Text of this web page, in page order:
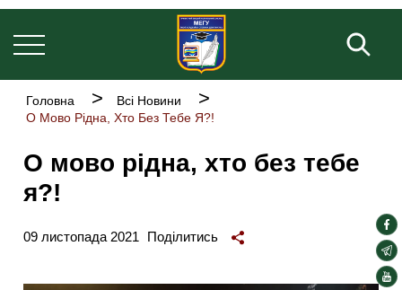
Перейти
до
основного
вмісту
Основна
Рядок
навіґації
Головна
Всі Новини
О Мово Рідна, Хто Без Тебе Я?!
О мово рідна, хто без тебе
я?!
09 листопада 2021 Поділитись